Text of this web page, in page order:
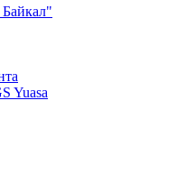
Yuasa